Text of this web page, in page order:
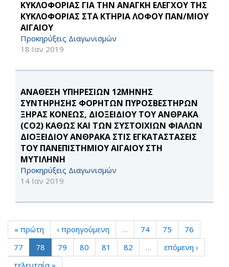
ΚΥΚΛΟΦΟΡΙΑΣ ΓΙΑ ΤΗΝ ΑΝΑΓΚΗ ΕΛΕΓΧΟΥ ΤΗΣ
ΚΥΚΛΟΦΟΡΙΑΣ ΣΤΑ ΚΤΗΡΙΑ ΛΟΦΟΥ ΠΑΝ/ΜΙΟΥ
ΑΙΓΑΙΟΥ
Προκηρύξεις Διαγωνισμών
18 Ιαν 2019
ΑΝΑΘΕΣΗ ΥΠΗΡΕΣΙΩΝ 12ΜΗΝΗΣ
ΣΥΝΤΗΡΗΣΗΣ ΦΟΡΗΤΩΝ ΠΥΡΟΣΒΕΣΤΗΡΩΝ
ΞΗΡΑΣ ΚΟΝΕΩΣ, ΔΙΟΞΕΙΔΙΟΥ ΤΟΥ ΑΝΘΡΑΚΑ
(CO2) ΚΑΘΩΣ ΚΑΙ ΤΩΝ ΣΥΣΤΟΙΧΙΩΝ ΦΙΑΛΩΝ
ΔΙΟΞΕΙΔΙΟΥ ΑΝΘΡΑΚΑ ΣΤΙΣ ΕΓΚΑΤΑΣΤΑΣΕΙΣ
ΤΟΥ ΠΑΝΕΠΙΣΤΗΜΙΟΥ ΑΙΓΑΙΟΥ ΣΤΗ
ΜΥΤΙΛΗΝΗ
Προκηρύξεις Διαγωνισμών
14 Ιαν 2019
« πρώτη ‹ προηγούμενη … 74 75
76
77
78 79 80 81 82 …
επόμενη ›